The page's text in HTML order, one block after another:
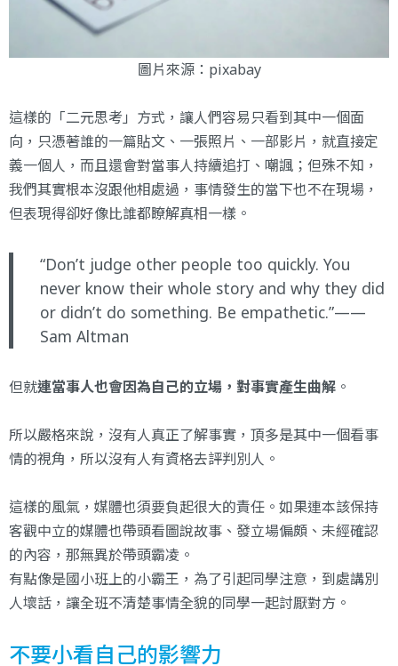
圖片來源：pixabay
這樣的「二元思考」方式，讓人們容易只看到其中一個面
向，只憑著誰的一篇貼文、一張照片、一部影片，就直接定
義一個人，而且還會對當事人持續追打、嘲諷；但殊不知，
我們其實根本沒跟他相處過，事情發生的當下也不在現場，
但表現得卻好像比誰都瞭解真相一樣。
“Don’t judge other people too quickly. You
never know their whole story and why they did
or didn’t do something. Be empathetic.”——
Sam Altman
但就連當事人也會因為自己的立場，對事實產生曲解 。
所以嚴格來說，沒有人真正了解事實，頂多是其中一個看事
情的視角，所以沒有人有資格去評判別人。
這樣的風氣，媒體也須要負起很大的責任。如果連本該保持
客觀中立的媒體也帶頭看圖說故事、發立場偏頗、未經確認
的內容，那無異於帶頭霸凌。
有點像是國小班上的小霸王，為了引起同學注意，到處講別
人壞話，讓全班不清楚事情全貌的同學一起討厭對方。
不要小看自己的影響力